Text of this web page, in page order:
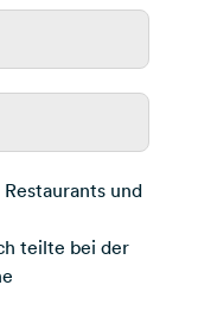
und
teilte bei der